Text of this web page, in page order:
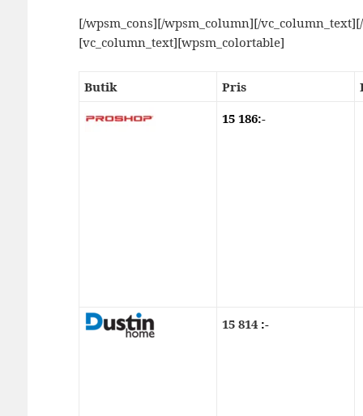
[/wpsm_cons][/wpsm_column][/
[vc_column_text][wpsm_colortable]
Butik Pris
15 186:-
15 814:-